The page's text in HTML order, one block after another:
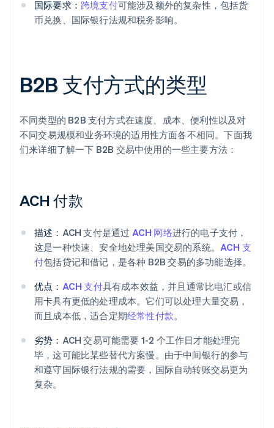
国际要求： 跨境支付可能涉及额外的复杂性，包括货
币兑换、国际银行法规和税务影响。
B2B 支付方式的类型
不同类型的 B2B 支付方式在速度、成本、便利性以及对
不同交易规模和业务环境的适用性方面各不相同。下面我
们来详细了解一下 B2B 交易中使用的一些主要方法：
ACH 付款
描述： ACH 支付是通过 ACH 网络进行的电子支付，
这是一种快速、安全地处理美国交易的系统。 ACH 支
付包括贷记和借记，是各种 B2B 交易的多功能选择。
优点： ACH 支付具有成本效益，并且通常比电汇或信
用卡具有更低的处理成本。它们可以处理大量交易，
而且成本低，适合定期经常性付款。
劣势： ACH 交易可能需要 1-2 个工作日才能处理完
毕，这可能比某些替代方案慢。由于中间银行的参与
和遵守国际银行法规的需要，国际自动转账交易更为
复杂。